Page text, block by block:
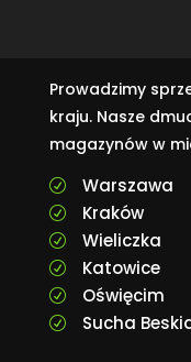
Prowadzimy
kraju. Nasze
magazynów w
R Warszawa
R Kraków
R Wieliczka
R Katowice
R Oświęcim
R Sucha